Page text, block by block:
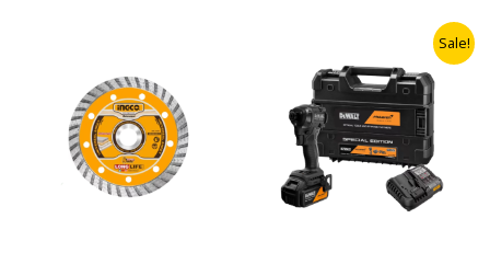
Sale!
was:
115.900Ft.
Current
is:
99.900Ft.